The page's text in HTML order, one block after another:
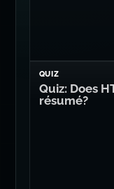
QUIZ
Quiz: Does
résumé?